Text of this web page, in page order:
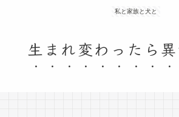
私と家族と犬と
生まれ変わったら異